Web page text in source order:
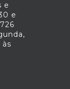
e
e